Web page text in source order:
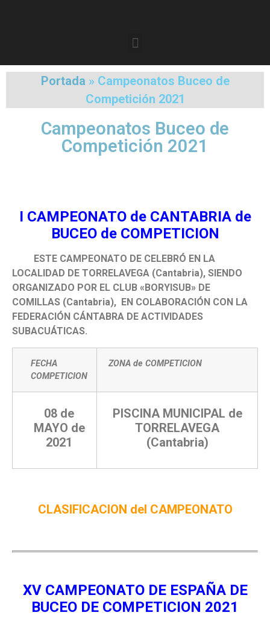
Portada » Campeonatos Buceo de
Competición 2021
Campeonatos Buceo de
Competición 2021
I CAMPEONATO de CANTABRIA de
BUCEO de COMPETICION
ESTE CAMPEONATO DE CELEBRÓ EN LA
LOCALIDAD DE TORRELAVEGA (Cantabria), SIENDO
ORGANIZADO POR EL CLUB «BORYISUB» DE
COMILLAS (Cantabria), EN COLABORACIÓN CON LA
FEDERACIÓN CÁNTABRA DE ACTIVIDADES
SUBACUÁTICAS.
FECHA
COMPETICION
ZONA de COMPETICION
08 de
MAYO de
2021
PISCINA MUNICIPAL de
TORRELAVEGA
(Cantabria)
CLASIFICACION del CAMPEONATO
XV CAMPEONATO DE ESPAÑA DE
BUCEO DE COMPETICION 2021